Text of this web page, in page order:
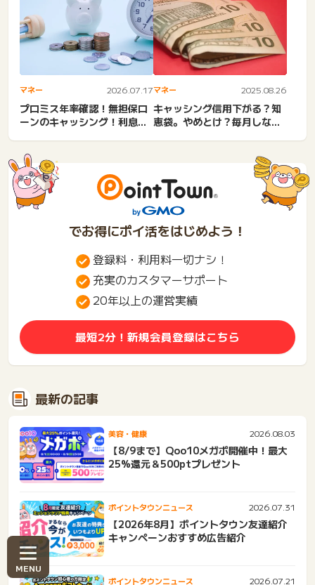
マネー 2026.07.17
プロミス年率確認！無担保ロ
ーンのキャッシング！利息高
マネー 2025.08.26
キャッシング信用下がる？知
恵袋。やめとけ？毎月しない
でお得にポイ活をはじめよう！
登録料・利用料一切ナシ！
充実のカスタマーサポート
20年以上の運営実績
最短2分！新規会員登録はこちら
最新の記事
美容・健康 2026.08.03
【8/9まで】Qoo10メガポ開催中！最大
25%還元＆500ptプレゼント
ポイントタウンニュース 2026.07.31
【2026年8月】ポイントタウン友達紹介
キャンペーンおすすめ広告紹介
ポイントタウンニュース 2026.07.21